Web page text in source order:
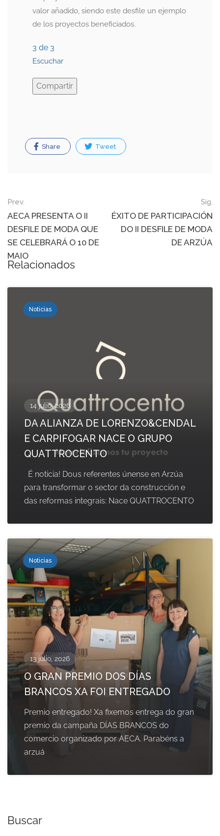
valor añadido, siendo este desfile un ejemplo
de los proyectos beneficiados.
3 de 3
Escuchar
Compartir
Share Tweet
Post
navigation
Prev.
AECA PRESENTA O II
DESFILE DE MODA QUE
SE CELEBRARÁ O 10 DE
MAIO
Sig.
ÉXITO DE PARTICIPACIÓN
DO II DESFILE DE MODA
DE ARZÚA
Relacionados
Noticias
14 julio, 2026
DA ALIANZA DE LORENZO&CENDAL
E CARPIFOGAR NACE O GRUPO
QUATTROCENTO
É noticia! Dous referentes únense en Arzúa
para transformar o sector da construcción e
das reformas integrais: Nace QUATTROCENTO
Noticias
13 julio, 2026
O GRAN PREMIO DOS DÍAS
BRANCOS XA FOI ENTREGADO
Premio entregado! Xa fixemos entrega do gran
premio da campaña DÍAS BRANCOS do
comercio organizado por AECA. Parabéns a
arzuá
Buscar